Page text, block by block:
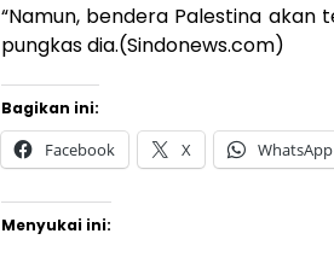
“Namun, bendera Palestina akan
pungkas dia.(Sindonews.com)
Bagikan ini:
Facebook X WhatsApp
Menyukai ini: